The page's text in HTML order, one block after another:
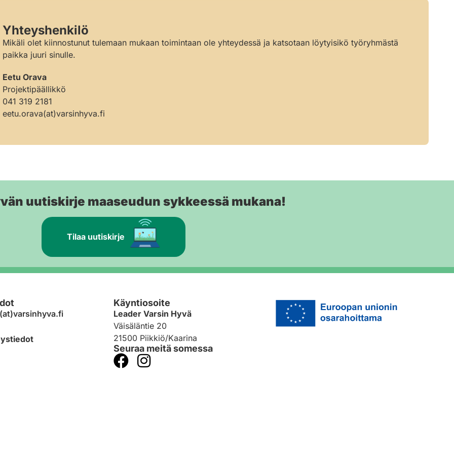
Yhteyshenkilö
Mikäli olet kiinnostunut tulemaan mukaan toimintaan ole yhteydessä ja katsotaan löytyisikö työryhmästä
paikka juuri sinulle.
Eetu Orava
Projektipäällikkö
041 319 2181
eetu.orava(at)varsinhyva.fi
uutiskirje maaseudun sykkeessä mukana!
Tilaa uutiskirje
Käyntiosoite
Leader Varsin Hyvä
Väisäläntie 20
21500 Piikkiö/Kaarina
Seuraa meitä somessa